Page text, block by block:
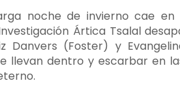
noche de invierno cae
Ártica Tsalal
Danvers (Foster) y
llevan dentro y escarbar en